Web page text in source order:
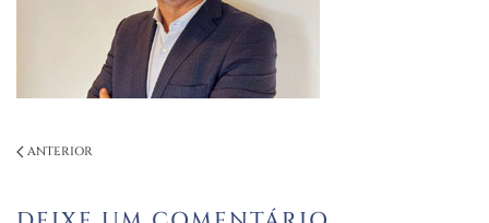
ANTERIOR